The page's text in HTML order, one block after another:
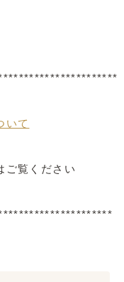
いて
ご覧ください